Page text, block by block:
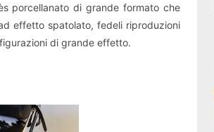
porcellanato di grande formato che
effetto spatolato, fedeli riproduzioni
di grande effetto.